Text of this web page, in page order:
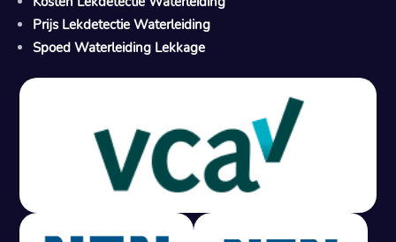
M
Gratis offerte in 24 uur
Geen lekkage? Geen betaling.
Prijs Lekdetectie Waterleiding
Spoed Waterleiding Lekkage